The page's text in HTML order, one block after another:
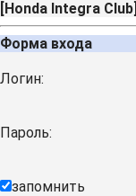
[Honda Integra Club]
Форма входа
Логин:
Пароль:
запомнить